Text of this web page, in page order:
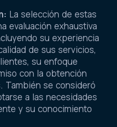
La selección de estas
evaluación exhaustiva
su experiencia
de sus servicios,
su enfoque
con la obtención
También se consideró
a las necesidades
y su conocimiento